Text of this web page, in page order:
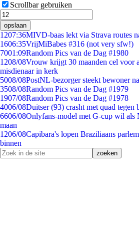
Scrollbar gebruiken
opslaan
1207:36MIVD-baas lekt via Strava routes
1606:35VrijMiBabes #316 (not very sfw!)
7001:09Random Pics van de Dag #1980
1208/08Vrouw krijgt 30 maanden cel voor
misdienaar in kerk
5008/08PostNL-bezorger steekt bewoner
3508/08Random Pics van de Dag #1979
1907/08Random Pics van de Dag #1978
4006/08Duitser (93) crasht met quad tegen
6606/08Onlyfans-model met G-cup wil als
maan
1206/08Capibara's lopen Braziliaans
binnen